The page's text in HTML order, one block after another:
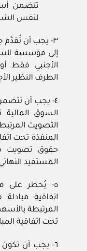
تتضمن
لنفس
٣- يجب أن تُقدَّم
إلى مؤسسة
الأجنبي فقط
الطرف النظير
٤- يجب أن
السوق
التصويت
المنفذة تحت
حقوق تصويت
المستفيد
٥- يُحظر على
اتفاقية
المرتبطة
تحت اتفاقية
٦- يجب أن